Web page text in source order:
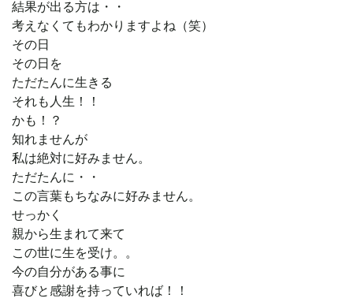
結果が出る方は・・
考えなくてもわかりますよね（笑）
その日
その日を
ただたんに生きる
それも人生！！
かも！？
知れませんが
私は絶対に好みません。
ただたんに・・
この言葉もちなみに好みません。
せっかく
親から生まれて来て
この世に生を受け。。
今の自分がある事に
喜びと感謝を持っていれば！！